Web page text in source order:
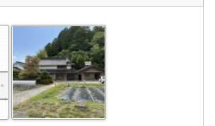
ッ
プ